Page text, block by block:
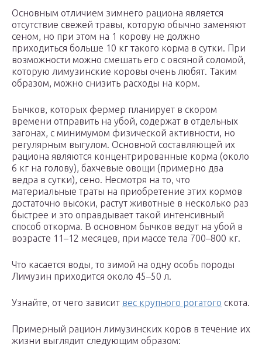
Основным отличием зимнего рациона является
отсутствие свежей травы, которую обычно заменяют
сеном, но при этом на 1 корову не должно
приходиться больше 10 кг такого корма в сутки. При
возможности можно смешать его с овсяной соломой,
которую лимузинские коровы очень любят. Таким
образом, можно снизить расходы на корм.
Бычков, которых фермер планирует в скором
времени отправить на убой, содержат в отдельных
загонах, с минимумом физической активности, но
регулярным выгулом. Основной составляющей их
рациона являются концентрированные корма (около
6 кг на голову), бахчевые овощи (примерно два
ведра в сутки), сено. Несмотря на то, что
материальные траты на приобретение этих кормов
достаточно высоки, растут животные в несколько раз
быстрее и это оправдывает такой интенсивный
способ откорма. В основном бычков ведут на убой в
возрасте 11–12 месяцев, при массе тела 700–800 кг.
Что касается воды, то зимой на одну особь породы
Лимузин приходится около 45–50 л.
Узнайте, от чего зависит вес крупного рогатого скота.
Примерный рацион лимузинских коров в течение их
жизни выглядит следующим образом: